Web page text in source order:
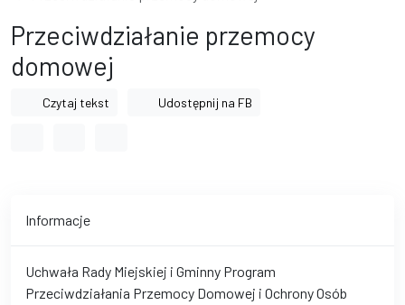
Przeciwdziałanie przemocy
domowej
Czytaj tekst Udostępnij na FB
Informacje
Uchwała Rady Miejskiej i Gminny Program
Przeciwdziałania Przemocy Domowej i Ochrony Osób